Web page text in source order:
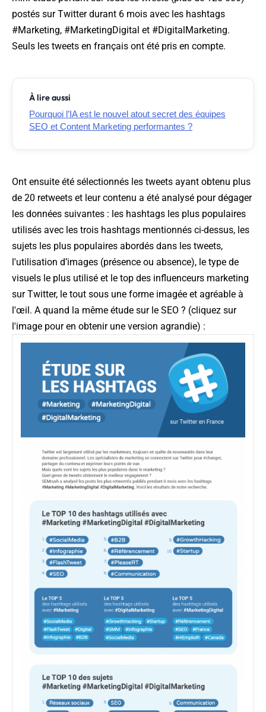
postés sur Twitter durant 6 mois avec les hashtags
#Marketing, #MarketingDigital et #DigitalMarketing.
Seuls les tweets en français ont été pris en compte.
À lire aussi
Pourquoi l’IA est le nouvel atout secret des équipes
SEO et Content Marketing performantes ?
Ont ensuite été sélectionnés les tweets ayant obtenu plus
de 20 retweets et leur contenu a été analysé pour dégager
les données suivantes : les hashtags les plus populaires
utilisés avec les trois hashtags mentionnés ci-dessus, les
sujets les plus populaires abordés dans les tweets,
l'utilisation d’images (présence ou absence), le type de
visuels le plus utilisé et le top des influenceurs marketing
sur Twitter, le tout sous une forme imagée et agréable à
l'œil. A quand la même étude sur le SEO ? (cliquez sur
l'image pour en obtenir une version agrandie) :